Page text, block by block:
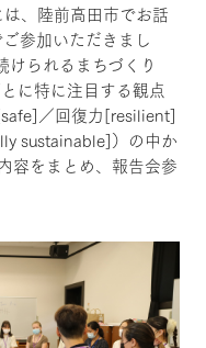
、陸前高田市でお話
参加いただきまし
けられるまちづくり
に特に注目する観点
／回復力[resilient]
sustainable]）の中か
容をまとめ、報告会参